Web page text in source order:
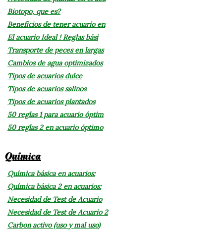
Biotopo, que es?
Beneficios de tener acuario en
El acuario Ideal ! Reglas bási
Transporte de peces en largas
Cambios de agua optimizados
Tipos de acuarios dulce
Tipos de acuarios salinos
Tipos de acuarios plantados
50 reglas 1 para acuario óptim
50 reglas 2 en acuario óptimo
Química
Química básica en acuarios:
Química básica 2 en acuarios:
Necesidad de Test de Acuario
Necesidad de Test de Acuario 2
Carbon activo (uso y mal uso)